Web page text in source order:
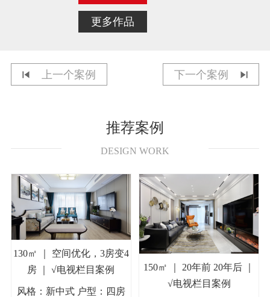
更多作品
上一个案例 下一个案例
推荐案例
DESIGN WORK
130㎡ ｜ 空间优化，3房变4
房 ｜ √电视栏目案例
风格：新中式 户型：四房
150㎡ ｜ 20年前 20年后 ｜
√电视栏目案例